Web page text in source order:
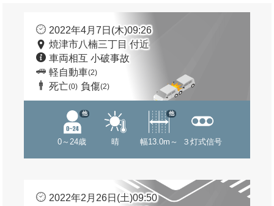
2022年4月7日(木)09:26
焼津市八楠三丁目 付近
車両相互 小破事故
軽自動車(2)
死亡(0) 負傷(2)
0～24歳
他
晴 幅13.0m～
他
３灯式信号
2022年2月26日(土)09:50